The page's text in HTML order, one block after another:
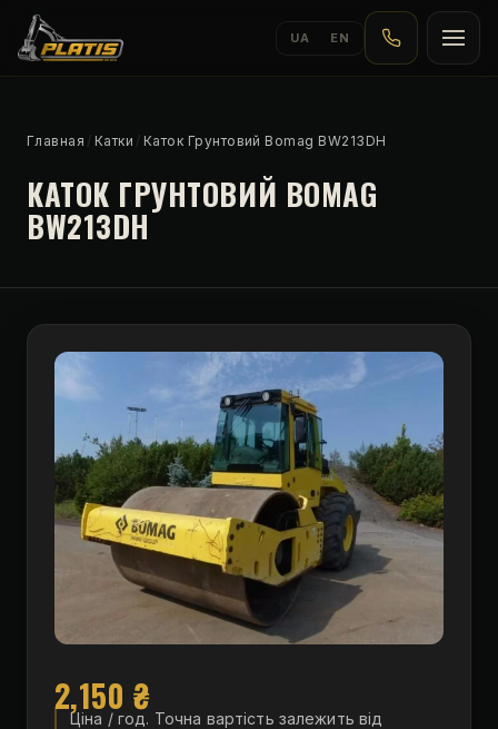
UA EN
Главная / Катки / Каток Грунтовий Bomag BW213DH
КАТОК ГРУНТОВИЙ BOMAG
BW213DH
2,150 ₴
Ціна / год. Точна вартість залежить від